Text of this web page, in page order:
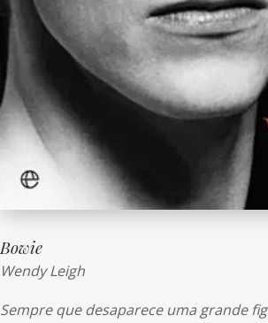
Bowie
Wendy Leigh
Sempre que desaparece uma grande